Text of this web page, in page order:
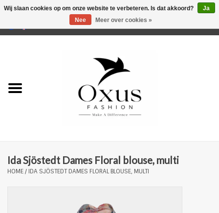
Merken
Ida Sjöstedt Dames Floral blouse, multi
HOME/ IDA SJÖSTEDT DAMES FLORAL BLOUSE, MULTI
Wij slaan cookies op om onze website te verbeteren. Is dat akkoord?
Ja
Nee
Meer over cookies »